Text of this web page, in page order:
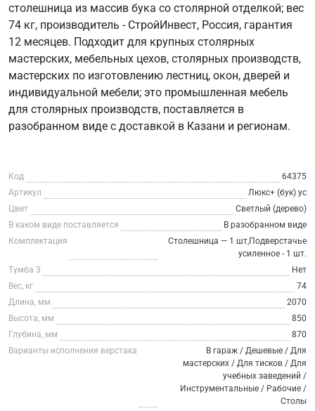
столешница из массив бука со столярной отделкой; вес
74 кг, производитель - СтройИнвест, Россия, гарантия
12 месяцев. Подходит для крупных столярных
мастерских, мебельных цехов, столярных производств,
мастерских по изготовлению лестниц, окон, дверей и
индивидуальной мебели; это промышленная мебель
для столярных производств, поставляется в
разобранном виде с доставкой в Казани и регионам.
Код
64375
Артикул
Люкс+ (бук) ус
Цвет
Светлый (дерево)
В каком виде поставляется
В разобранном виде
Комплектация
Столешница — 1 шт,Подверстачье
усиленное - 1 шт.
Тумба 3
Нет
Вес, кг
74
Длина, мм
2070
Высота, мм
850
Глубина, мм
870
Варианты исполнения верстака
В гараж / Дешевые / Для
мастерских / Для тисков / Для
учебных заведений /
Инструментальные / Рабочие /
Столы